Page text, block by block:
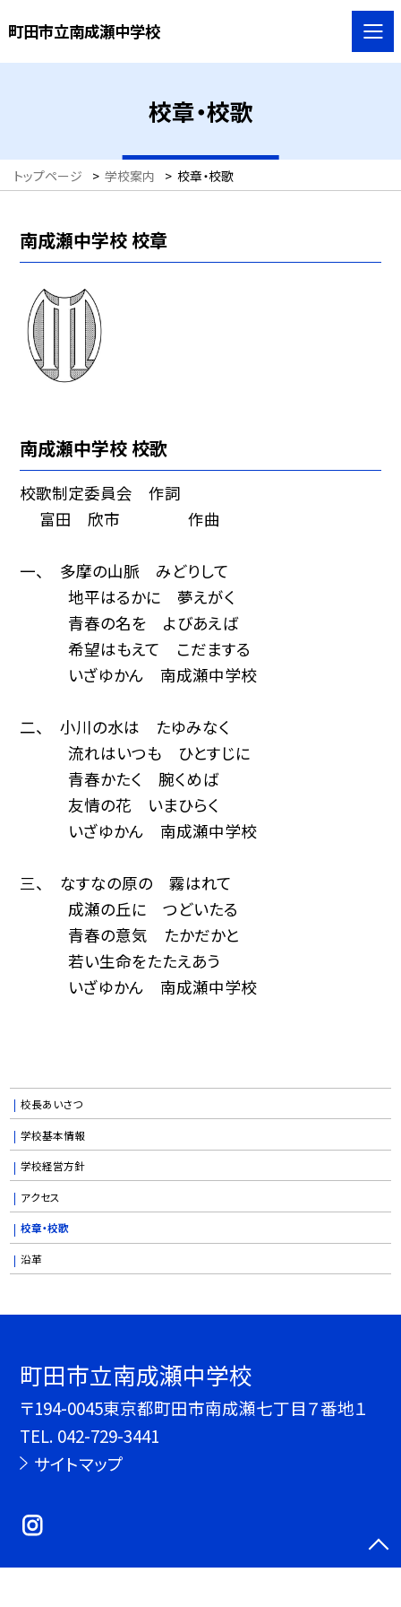
町田市立南成瀬中学校
校章・校歌
トップページ > 学校案内 > 校章・校歌
南成瀬中学校 校章
南成瀬中学校 校歌
校歌制定委員会 作詞
富田 欣市 作曲
一、 多摩の山脈 みどりして
地平はるかに 夢えがく
青春の名を よびあえば
希望はもえて こだまする
いざゆかん 南成瀬中学校
二、 小川の水は たゆみなく
流れはいつも ひとすじに
青春かたく 腕くめば
友情の花 いまひらく
いざゆかん 南成瀬中学校
三、 なすなの原の 霧はれて
成瀬の丘に つどいたる
青春の意気 たかだかと
若い生命をたたえあう
いざゆかん 南成瀬中学校
校長あいさつ
学校基本情報
学校経営方針
アクセス
校章・校歌
沿革
町田市立南成瀬中学校
〒194-0045東京都町田市南成瀬七丁目７番地１
TEL. 042-729-3441
サイトマップ